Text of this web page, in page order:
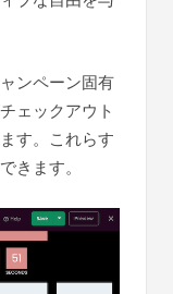
ンペーン固有
ェックアウト
す。これらす
きます。